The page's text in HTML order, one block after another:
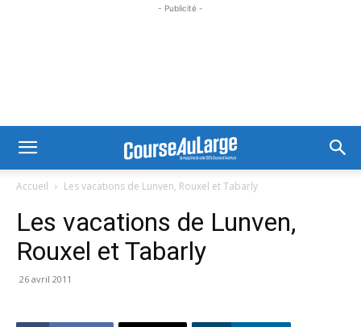
- Publicité -
Accueil Les vacations de Lunven, Rouxel et Tabarly
Les vacations de Lunven,
Rouxel et Tabarly
26 avril 2011